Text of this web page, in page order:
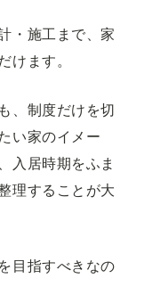
・施工まで、家
ます。
、制度だけを切
い家のイメー
入居時期をふま
理することが大
目指すべきなの